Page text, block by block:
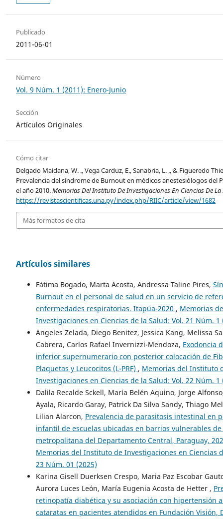
Publicado
2011-06-01
Número
Vol. 9 Núm. 1 (2011): Enero-Junio
Sección
Artículos Originales
Cómo citar
Delgado Maidana, W. ., Vega Carduz, E., Sanabria, L. ., & Figueredo
Prevalencia del síndrome de Burnout en médicos anestesiólogos del
el año 2010.Memorias Del Instituto De Investigaciones En Ciencias De
https://revistascientificas.una.py/index.php/RIIC/article/view/1682
Más formatos de cita
Artículos similares
Fátima Bogado, Marta Acosta, Andressa Taline Pires,
Burnout en el personal de salud en un servicio de
enfermedades respiratorias. Itapúa-2020 , Memorias
Investigaciones en Ciencias de la Salud: Vol. 21 Núm. 1
Angeles Zelada, Diego Benitez, Jessica Kang, Melissa
Cabrera, Carlos Rafael Invernizzi-Mendoza, Exodoncia
inferior supernumerario con posterior colocación de
Plaquetas y Leucocitos (L-PRF) , Memorias del Instituto
Investigaciones en Ciencias de la Salud: Vol. 22 Núm. 1
Dalila Recalde Sckell, María Belén Aquino, Jorge
Ayala, Ricardo Garay, Patrick Da Silva Sandy, Thiago
Lilian Alarcon, Prevalencia de parasitosis intestinal en
infantil de escuelas ubicadas en barrios vulnerables de
metropolitana del Departamento Central, Paraguay,
Memorias del Instituto de Investigaciones en Ciencias
23 Núm. 01 (2025)
Karina Gisell Duerksen Crespo, Maria Paz Escobar
Aurora Luces León, María Eugenia Acosta de Hetter ,
retinopatía diabética y su asociación con hipertensión
cataratas en pacientes atendidos en Fundación Visión,